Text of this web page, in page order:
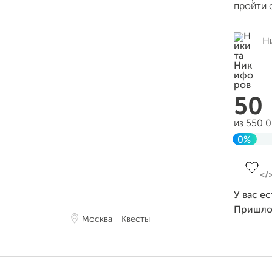
Москва Квесты
пройти
50
из 550
0%
У вас